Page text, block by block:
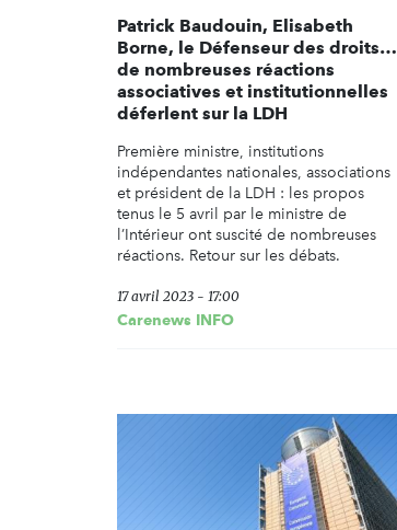
Patrick Baudouin, Elisabeth
Borne, le Défenseur des droits…
de nombreuses réactions
associatives et institutionnelles
déferlent sur la LDH
Première ministre, institutions
indépendantes nationales, associations
et président de la LDH : les propos
tenus le 5 avril par le ministre de
l’Intérieur ont suscité de nombreuses
réactions. Retour sur les débats.
17 avril 2023 - 17:00
Carenews INFO